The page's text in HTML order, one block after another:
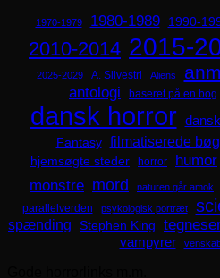
1970-1979 1980-1989 1990-
2010-2014 2015-
2025-2029 A. Silvestri Aliens
antologi baseret på en bog
dansk horror
Fantasy filmatiserede
hjemsøgte steder
horror humor
monstre mord naturen går amok
parallelverden psykologisk portræt
spænding Stephen King
vampyrer